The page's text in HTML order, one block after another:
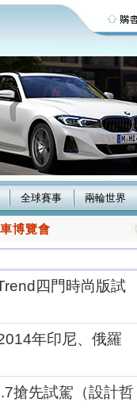
全球賽事 兩輪世界
博覽會
四門時尚版試
年印尼、俄羅
搶先試駕（設計哲